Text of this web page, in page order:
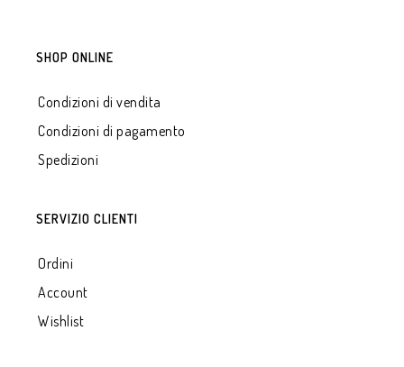
SHOP ONLINE
Condizioni di vendita
Condizioni di pagamento
Spedizioni
SERVIZIO CLIENTI
Ordini
Account
Wishlist